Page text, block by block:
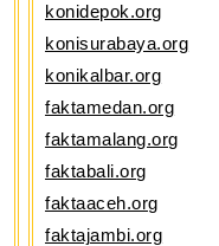
konidepok.org
konisurabaya.org
konikalbar.org
faktamedan.org
faktamalang.org
faktabali.org
faktaaceh.org
faktajambi.org